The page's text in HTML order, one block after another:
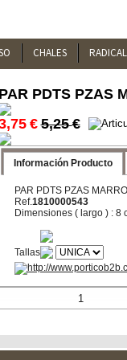
CHALES
PAR PDTS PZAS
€ 5,25 €
Información Producto
PAR PDTS PZAS
Ref.1810000543
Dimensiones ( largo ) : 8
Tallas